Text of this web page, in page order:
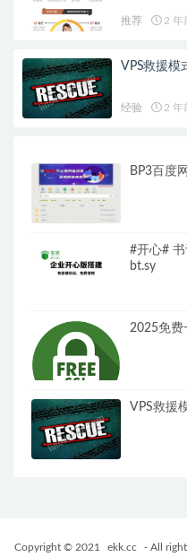
推荐 2 年
VPS救援模
经验 2 年
BP3百度
#开心#
bt.sy
2025免费
VPS救援
Copyright © 2021 ekk.cc - All